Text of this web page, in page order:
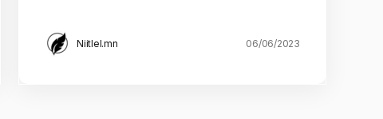
Niitlel.mn 06/06/2023